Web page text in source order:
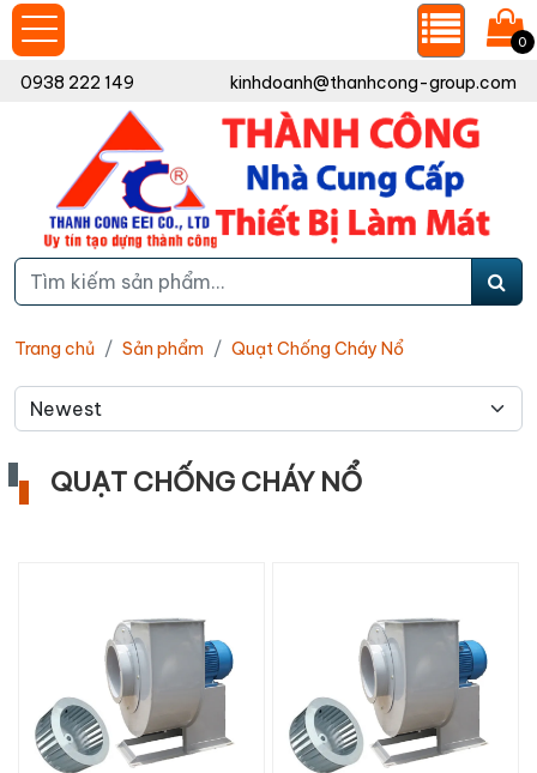
0
0938 222 149 kinhdoanh@thanhcong-group.com
Trang chủ Sản phẩm Quạt Chống Cháy Nổ
QUẠT CHỐNG CHÁY NỔ